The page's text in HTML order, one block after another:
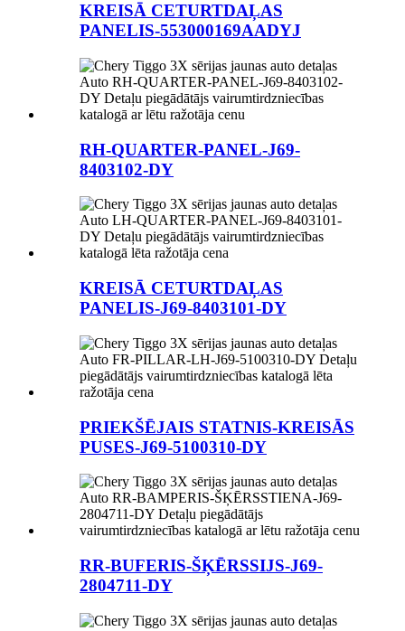
KREISĀ CETURTDAĻAS
PANELIS-553000169AADYJ
RH-QUARTER-PANEL-J69-
8403102-DY
KREISĀ CETURTDAĻAS
PANELIS-J69-8403101-DY
PRIEKŠĒJAIS STATNIS-KREISĀS
PUSES-J69-5100310-DY
RR-BUFERIS-ŠĶĒRSSIJS-J69-
2804711-DY